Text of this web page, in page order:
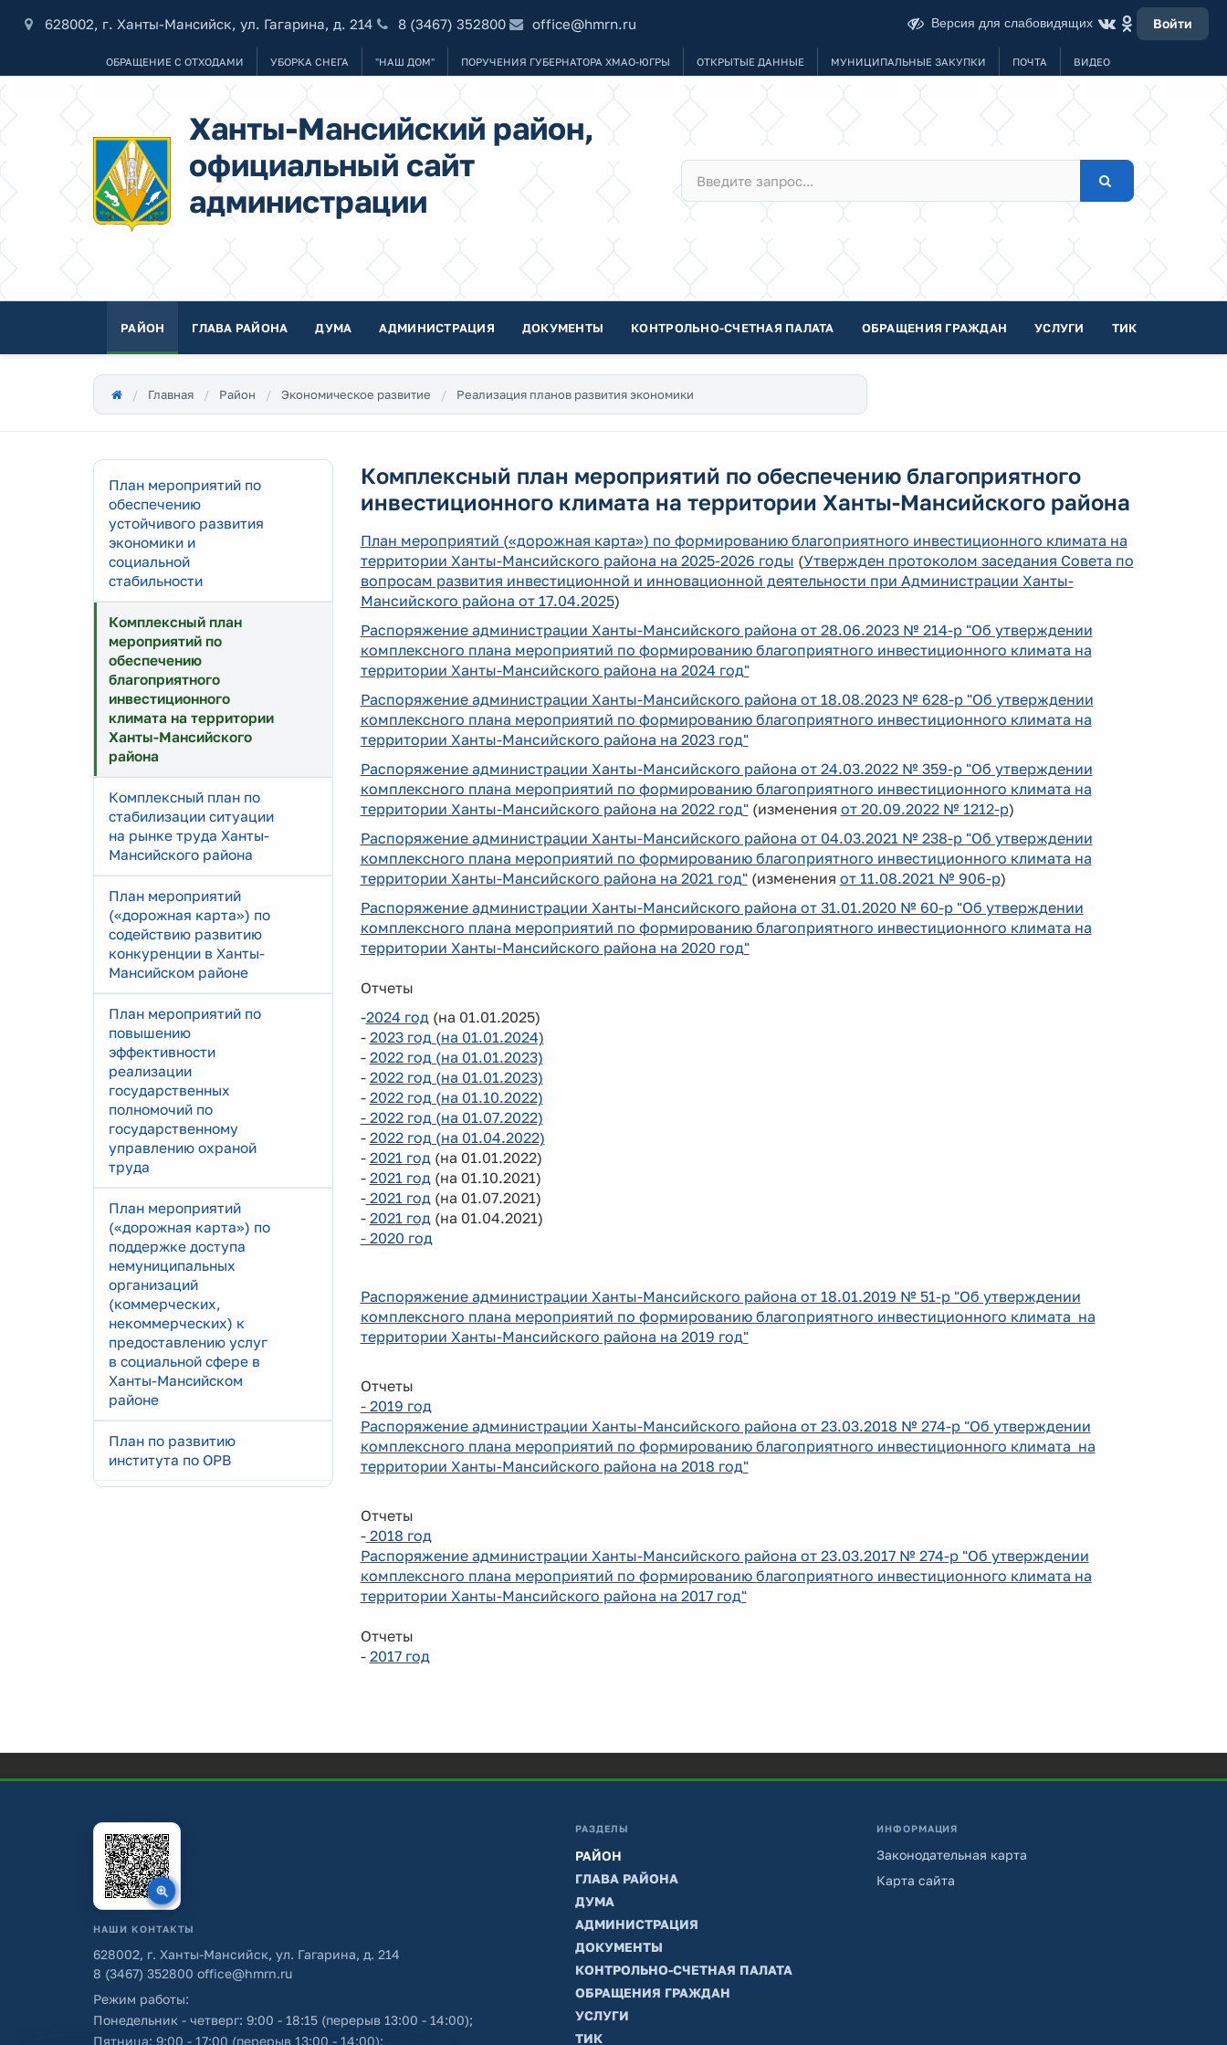
628002, г. Ханты-Мансийск, ул. Гагарина, д. 214 8 (3467) 352800 office@hmrn.ru Версия для слабовидящих Войти
ОБРАЩЕНИЕ С ОТХОДАМИ УБОРКА СНЕГА "НАШ ДОМ" ПОРУЧЕНИЯ ГУБЕРНАТОРА ХМАО-ЮГРЫ ОТКРЫТЫЕ ДАННЫЕ МУНИЦИПАЛЬНЫЕ ЗАКУПКИ ПОЧТА ВИДЕО
Ханты-Мансийский район,
официальный сайт
администрации
РАЙОН ГЛАВА РАЙОНА ДУМА АДМИНИСТРАЦИЯ ДОКУМЕНТЫ КОНТРОЛЬНО-СЧЕТНАЯ ПАЛАТА ОБРАЩЕНИЯ ГРАЖДАН УСЛУГИ ТИК
Главная Район Экономическое развитие Реализация планов развития экономики
План мероприятий по
обеспечению
устойчивого развития
экономики и
социальной
стабильности
Комплексный план
мероприятий по
обеспечению
благоприятного
инвестиционного
климата на территории
Ханты-Мансийского
района
Комплексный план по
стабилизации ситуации
на рынке труда Ханты-
Мансийского района
План мероприятий
(«дорожная карта») по
содействию развитию
конкуренции в Ханты-
Мансийском районе
План мероприятий по
повышению
эффективности
реализации
государственных
полномочий по
государственному
управлению охраной
труда
План мероприятий
(«дорожная карта») по
поддержке доступа
немуниципальных
организаций
(коммерческих,
некоммерческих) к
предоставлению услуг
в социальной сфере в
Ханты-Мансийском
районе
План по развитию
института по ОРВ
Комплексный план мероприятий по обеспечению благоприятного
инвестиционного климата на территории Ханты-Мансийского района
План мероприятий («дорожная карта») по формированию благоприятного инвестиционного климата на
территории Ханты-Мансийского района на 2025-2026 годы (Утвержден протоколом заседания Совета по
вопросам развития инвестиционной и инновационной деятельности при Администрации Ханты-
Мансийского района от 17.04.2025)
Распоряжение администрации Ханты-Мансийского района от 28.06.2023 № 214-р "Об утверждении
комплексного плана мероприятий по формированию благоприятного инвестиционного климата на
территории Ханты-Мансийского района на 2024 год"
Распоряжение администрации Ханты-Мансийского района от 18.08.2023 № 628-р "Об утверждении
комплексного плана мероприятий по формированию благоприятного инвестиционного климата на
территории Ханты-Мансийского района на 2023 год"
Распоряжение администрации Ханты-Мансийского района от 24.03.2022 № 359-р "Об утверждении
комплексного плана мероприятий по формированию благоприятного инвестиционного климата на
территории Ханты-Мансийского района на 2022 год"(изменения от 20.09.2022 № 1212-р)
Распоряжение администрации Ханты-Мансийского района от 04.03.2021 № 238-р "Об утверждении
комплексного плана мероприятий по формированию благоприятного инвестиционного климата на
территории Ханты-Мансийского района на 2021 год"(изменения от 11.08.2021 № 906-р)
Распоряжение администрации Ханты-Мансийского района от 31.01.2020 № 60-р "Об утверждении
комплексного плана мероприятий по формированию благоприятного инвестиционного климата на
территории Ханты-Мансийского района на 2020 год"
Отчеты
-2024 год(на 01.01.2025)
- 2023год (на 01.01.2024)
- 2022 год (на 01.01.2023)
- 2022 год (на 01.01.2023)
- 2022 год (на 01.10.2022)
- 2022 год (на 01.07.2022)
- 2022 год (на 01.04.2022)
- 2021 год(на 01.01.2022)
- 2021 год(на 01.10.2021)
-2021 год(на 01.07.2021)
- 2021 год(на 01.04.2021)
- 2020 год
Распоряжение администрации Ханты-Мансийского района от 18.01.2019 № 51-р "Об утверждении
комплексного плана мероприятий по формированию благоприятного инвестиционного климата на
территории Ханты-Мансийского района на 2019 год"
Отчеты
- 2019 год
Распоряжение администрации Ханты-Мансийского района от 23.03.2018 № 274-р "Об утверждении
комплексного плана мероприятий по формированию благоприятного инвестиционного климата на
территории Ханты-Мансийского района на 2018 год"
Отчеты
-2018 год
Распоряжение администрации Ханты-Мансийского района от 23.03.2017 № 274-р "Об утверждении
комплексного плана мероприятий по формированию благоприятного инвестиционного климата на
территории Ханты-Мансийского района на 2017 год"
Отчеты
- 2017 год
НАШИ КОНТАКТЫ
628002, г. Ханты-Мансийск, ул. Гагарина, д. 214
8 (3467) 352800 office@hmrn.ru
Режим работы:
Понедельник - четверг: 9:00 - 18:15 (перерыв 13:00 - 14:00);
Пятница: 9:00 - 17:00 (перерыв 13:00 - 14:00);
РАЗДЕЛЫ
РАЙОН
ГЛАВА РАЙОНА
ДУМА
АДМИНИСТРАЦИЯ
ДОКУМЕНТЫ
КОНТРОЛЬНО-СЧЕТНАЯ ПАЛАТА
ОБРАЩЕНИЯ ГРАЖДАН
УСЛУГИ
ТИК
ИНФОРМАЦИЯ
Законодательная карта
Карта сайта